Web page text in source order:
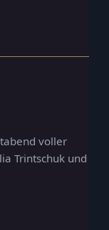
IN NEUEM TAB)
voller
Trintschuk und